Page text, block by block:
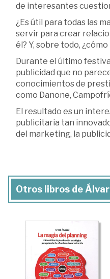
de interesantes
¿Es útil para todas las
servir para crear
él? Y, sobre todo,
Durante el último
publicidad que no
conocimientos de
como Danone,
El resultado es un
publicitaria tan
del marketing, la
Otros libros de